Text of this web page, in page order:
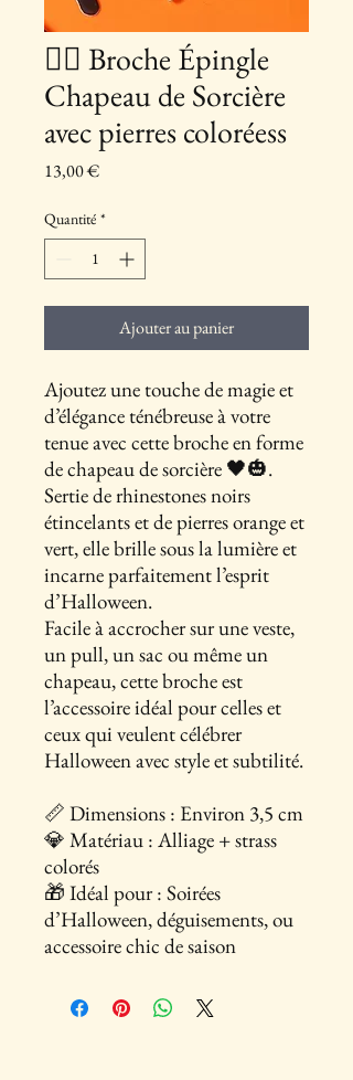
🧙‍♀ Broche Épingle
Chapeau de Sorcière
avec pierres coloréess
13,00 €Prix
Quantité *
Ajouter au panier
Ajoutez une touche de magie et
d’élégance ténébreuse à votre
tenue avec cette broche en forme
de chapeau de sorcière 🖤🎃.
Sertie de rhinestones noirs
étincelants et de pierres orange et
vert, elle brille sous la lumière et
incarne parfaitement l’esprit
d’Halloween.
Facile à accrocher sur une veste,
un pull, un sac ou même un
chapeau, cette broche est
l’accessoire idéal pour celles et
ceux qui veulent célébrer
Halloween avec style et subtilité.
📏 Dimensions : Environ 3,5 cm
💎 Matériau : Alliage + strass
colorés
🎁 Idéal pour : Soirées
d’Halloween, déguisements, ou
accessoire chic de saison